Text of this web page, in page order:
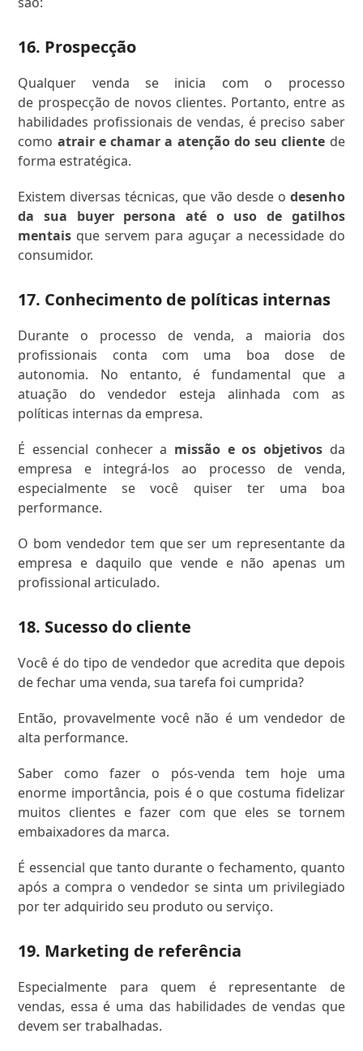
16. Prospecção
Qualquer venda se inicia com o processo
de prospecção de novos clientes. Portanto, entre as
habilidades profissionais de vendas, é preciso saber
como atrair e chamar a atenção do seu cliente de
forma estratégica.
Existem diversas técnicas, que vão desde o desenho
da sua buyer persona até o uso de gatilhos
mentais que servem para aguçar a necessidade do
consumidor.
17. Conhecimento de políticas internas
Durante o processo de venda, a maioria dos
profissionais conta com uma boa dose de
autonomia. No entanto, é fundamental que a
atuação do vendedor esteja alinhada com as
políticas internas da empresa.
É essencial conhecer a missão e os objetivosda
empresa e integrá-los ao processo de venda,
especialmente se você quiser ter uma boa
performance.
O bom vendedor tem que ser um representante da
empresa e daquilo que vende e não apenas um
profissional articulado.
18. Sucesso do cliente
Você é do tipo de vendedor que acredita que depois
de fechar uma venda, sua tarefa foi cumprida?
Então, provavelmente você não é um vendedor de
alta performance.
Saber como fazer o pós-venda tem hoje uma
enorme importância, pois é o que costuma fidelizar
muitos clientes e fazer com que eles se tornem
embaixadores da marca.
É essencial que tanto durante o fechamento, quanto
após a compra o vendedor se sinta um privilegiado
por ter adquirido seu produto ou serviço.
19. Marketing de referência
Especialmente para quem é representante de
vendas, essa é uma das habilidades de vendas que
devem ser trabalhadas.